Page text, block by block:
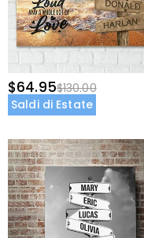
$64.95$130.00
Saldi di Estate